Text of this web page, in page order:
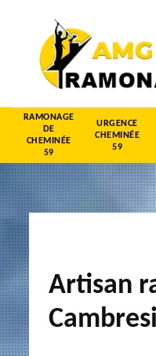
RAMONAGE
DE
CHEMINÉE
59
URGENCE
CHEMINÉE
59
Artisan